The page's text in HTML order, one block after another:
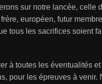
sur notre lancée, celle
européen, futur
tous les sacrifices soient
à toutes les éventualités
pour les épreuves à venir.